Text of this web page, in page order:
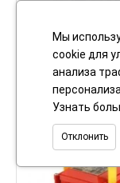
ПАСТЕРИЗАТОРЫ
Мы
cookie для
анализа
Узнать
Отклонить